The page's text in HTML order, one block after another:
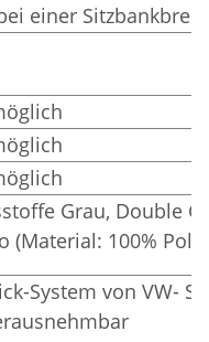
einer
Grau, Double
(Material: 100%
System von VW-